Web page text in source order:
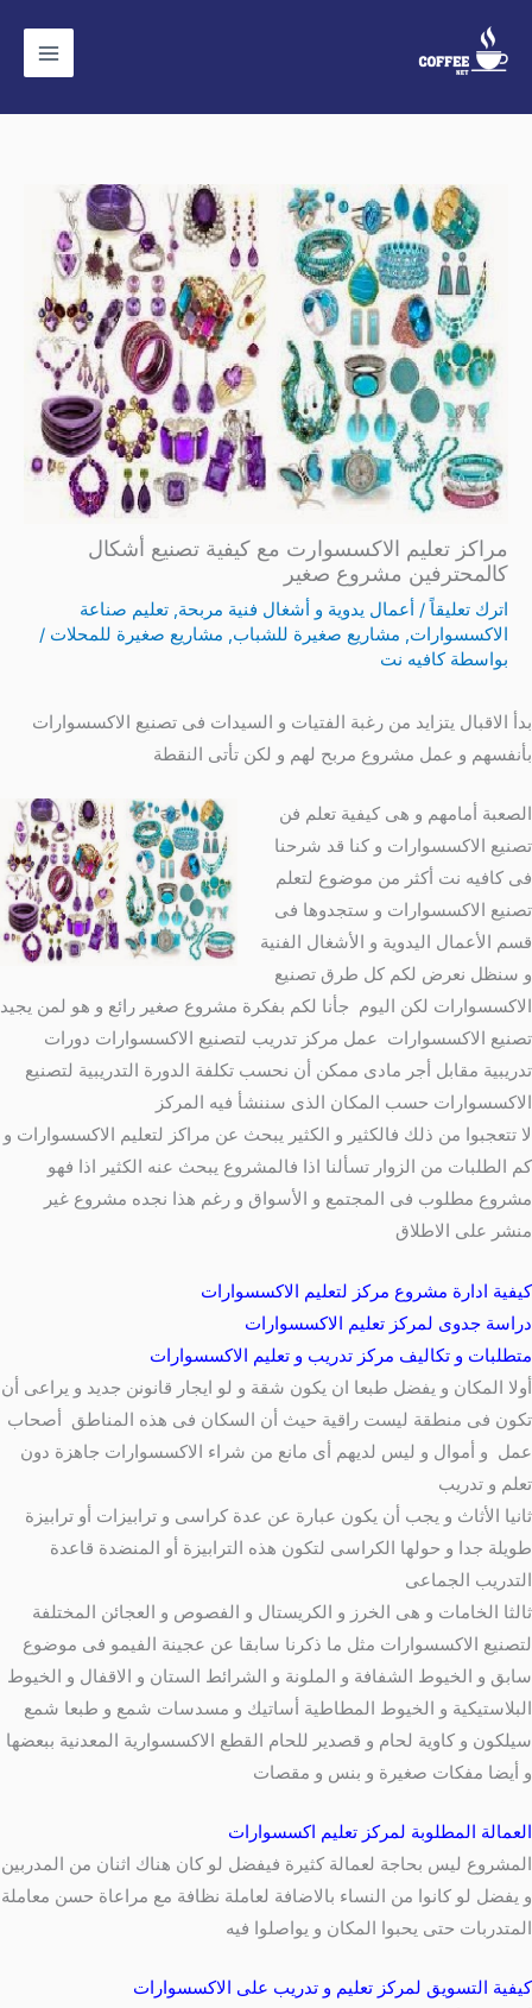
المحتوى
مراكز تعليم الاكسسوارت مع كيفية تصنيع أشكال
كالمحترفين مشروع صغير
اترك تعليقاً / أعمال يدوية و أشغال فنية مربحة, تعليم صناعة
الاكسسوارات, مشاريع صغيرة للشباب, مشاريع صغيرة للمحلات /
بواسطة كافيه نت
بدأ الاقبال يتزايد من رغبة الفتيات و السيدات فى تصنيع الاكسسوارات
بأنفسهم و عمل مشروع مربح لهم و لكن تأتى النقطة
الصعبة أمامهم و هى كيفية تعلم فن
تصنيع الاكسسوارات و كنا قد شرحنا
فى كافيه نت أكثر من موضوع لتعلم
تصنيع الاكسسوارات و ستجدوها فى
قسم الأعمال اليدوية و الأشغال الفنية
و سنظل نعرض لكم كل طرق تصنيع
الاكسسوارات لكن اليوم جأنا لكم بفكرة مشروع صغير رائع و هو لمن يجيد
تصنيع الاكسسوارات عمل مركز تدريب لتصنيع الاكسسوارات دورات
تدريبية مقابل أجر مادى ممكن أن نحسب تكلفة الدورة التدريبية لتصنيع
الاكسسوارات حسب المكان الذى سننشأ فيه المركز
لا تتعجبوا من ذلك فالكثير و الكثير يبحث عن مراكز لتعليم الاكسسوارات و
كم الطلبات من الزوار تسألنا اذا فالمشروع يبحث عنه الكثير اذا فهو
مشروع مطلوب فى المجتمع و الأسواق و رغم هذا نجده مشروع غير
منشر على الاطلاق
كيفية ادارة مشروع مركز لتعليم الاكسسوارات
دراسة جدوى لمركز تعليم الاكسسوارات
متطلبات و تكاليف مركز تدريب و تعليم الاكسسوارات
أولا المكان و يفضل طبعا ان يكون شقة و لو ايجار قانونن جديد و يراعى أن
تكون فى منطقة ليست راقية حيث أن السكان فى هذه المناطق أصحاب
عمل و أموال و ليس لديهم أى مانع من شراء الاكسسوارات جاهزة دون
تعلم و تدريب
ثانيا الأثاث و يجب أن يكون عبارة عن عدة كراسى و ترابيزات أو ترابيزة
طويلة جدا و حولها الكراسى لتكون هذه الترابيزة أو المنضدة قاعدة
التدريب الجماعى
ثالثا الخامات و هى الخرز و الكريستال و الفصوص و العجائن المختلفة
لتصنيع الاكسسوارات مثل ما ذكرنا سابقا عن عجينة الفيمو فى موضوع
سابق و الخيوط الشفافة و الملونة و الشرائط الستان و الاقفال و الخيوط
البلاستيكية و الخيوط المطاطية أساتيك و مسدسات شمع و طبعا شمع
سيلكون و كاوية لحام و قصدير للحام القطع الاكسسوارية المعدنية ببعضها
و أيضا مفكات صغيرة و بنس و مقصات
العمالة المطلوبة لمركز تعليم اكسسوارات
المشروع ليس بحاجة لعمالة كثيرة فيفضل لو كان هناك اثنان من المدربين
و يفضل لو كانوا من النساء بالاضافة لعاملة نظافة مع مراعاة حسن معاملة
المتدربات حتى يحبوا المكان و يواصلوا فيه
كيفية التسويق لمركز تعليم و تدريب على الاكسسوارات